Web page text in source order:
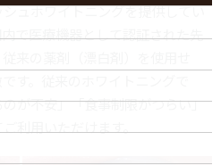
ュホワイトニングを提供してい
で医療機器として認証された先
来の薬剤（漂白剤）を使用せ
す。従来のホワイトニングで
が不安」「食事制限がつらい」
利用いただけます。